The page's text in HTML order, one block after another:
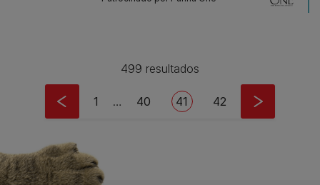
499 resultados
Pagination
First page
1 … Page
40 Current page
41 Page
42